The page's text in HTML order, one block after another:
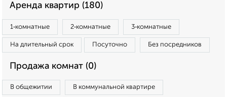
Аренда квартир (180)
1‑комнатные 2‑комнатные 3‑комнатные
На длительный срок Посуточно Без посредников
Продажа комнат (0)
В общежитии В коммунальной квартире